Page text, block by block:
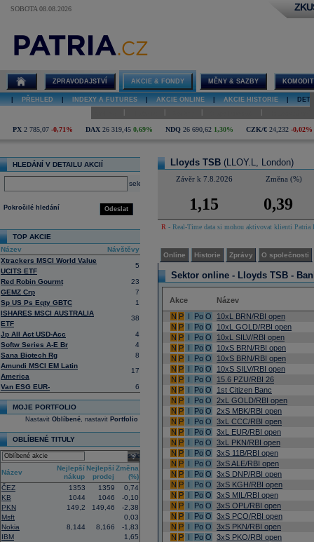
SOBOTA 08.08.2026
Lloyds TSB
ZPRAVODAJSTVÍ AKCIE & FONDY MĚNY & SAZBY
PŘEHLED INDEXY A FUTURES AKCIE ONLINE AKCIE HISTORIE
PX 2 785,07 -0,71% DAX 26 319,45 0,69% NDQ 26 690,62 1,30% CZK/€ 24,232 -0,02%
HLEDÁNÍ V DETAILU AKCIÍ
select
Odeslat
Pokročilé hledání
TOP AKCIE
Název
Návštěvy
Xtrackers MSCI World Value
UCITS ETF
5
Red Robin Gourmt
23
GEMZ Crp
7
Sp US Ps Eqty GBTC
1
ISHARES MSCI AUSTRALIA
ETF
38
Jp All Act USD-Acc
4
Softw Series A-E Br
4
Sana Biotech Rg
8
Amundi MSCI EM Latin
America
17
Van ESG EUR- 6
MOJE PORTFOLIO
Nastavit Oblíbené, nastavit Portfolio
OBLÍBENÉ TITULY
select
Název
Nejlepší
nákup
Nejlepší
prodej
Změna
(%)
ČEZ
1353 1359
0,74
KB
1044 1046
-0,10
PKN
149,2 149,46
-2,38
Msft
0,03
Nokia
8,144 8,166
-1,83
IBM
1,65
Lloyds TSB (LLOY.L, London)
Závěr k 7.8.2026 Změna (%)
1,15 0,39
R - Real-Time data si mohou aktivovat klienti
Online Historie Zprávy O společnosti
Sektor online - Lloyds TSB -
Akce
Název
N P I Po O
10xL BRN/RBI open
N P I Po O
10xL GOLD/RBI open
N P I Po O
10xL SILV/RBI open
N P I Po O
10xS BRN/RBI open
N P I Po O
10xS BRN/RBI open
N P I Po O
10xS SILV/RBI open
N P I Po O
15.6 PZU/RBI 26
N P I Po O
1st Citizen Banc
N P I Po O
2xL GOLD/RBI open
N P I Po O
2xS MBK/RBI open
N P I Po O
3xL CCC/RBI open
N P I Po O
3xL EUR/RBI open
N P I Po O
3xL PKN/RBI open
N P I Po O
3xS 11B/RBI open
N P I Po O
3xS ALE/RBI open
N P I Po O
3xS DNP/RBI open
N P I Po O
3xS KGH/RBI open
N P I Po O
3xS MIL/RBI open
N P I Po O
3xS OPL/RBI open
N P I Po O
3xS PCO/RBI open
N P I Po O
3xS PKN/RBI open
N P I Po O
3xS PKO/RBI open